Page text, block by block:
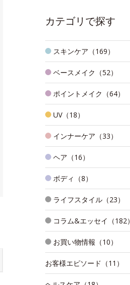
カテゴリで探す
スキンケア（169）
ベースメイク（52）
ポイントメイク（64）
UV（18）
インナーケア（33）
ヘア（16）
ボディ（8）
ライフスタイル（23）
コラム&エッセイ（182）
お買い物情報（10）
お客様エピソード（11）